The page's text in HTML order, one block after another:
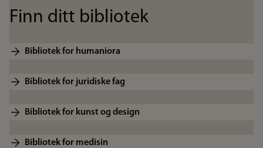
Finn ditt bibliotek
Bibliotek for humaniora
Bibliotek for juridiske fag
Bibliotek for kunst og design
Bibliotek for medisin